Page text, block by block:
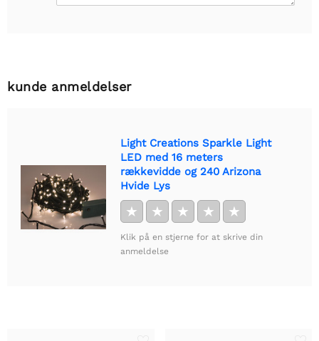
kunde anmeldelser
Light Creations Sparkle Light
LED med 16 meters
rækkevidde og 240 Arizona
Hvide Lys
★ ★ ★ ★ ★
Klik på en stjerne for at skrive din
anmeldelse